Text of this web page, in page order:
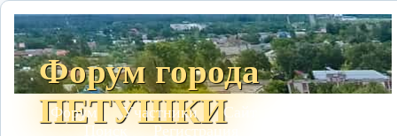
Форум города
ПЕТУШКИ
Форум Участники Сайт
Поиск
Регистрация